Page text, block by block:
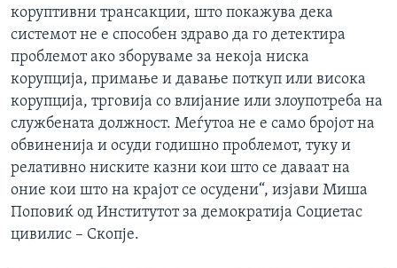
коруптивни трансакции, што покажува дека
системот не е способен здраво да го детектира
проблемот ако зборуваме за некоја ниска
корупција, примање и давање поткуп или висока
корупција, трговија со влијание или злоупотреба на
службената должност. Меѓутоа не е само бројот на
обвиненија и осуди годишно проблемот, туку и
релативно ниските казни кои што се даваат на
оние кои што на крајот се осудени“, изјави Миша
Поповиќ од Институтот за демократија Социетас
цивилис – Скопје.